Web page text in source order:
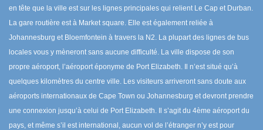
en tête que la ville est sur les lignes principales qui relient Le Cap et Durban.
La gare routière est à Market square. Elle est également reliée à
Johannesburg et Bloemfontein à travers la N2. La plupart des lignes de bus
locales vous y mèneront sans aucune difficulté. La ville dispose de son
propre aéroport, l’aéroport éponyme de Port Elizabeth. Il n’est situé qu’à
quelques kilomètres du centre ville. Les visiteurs arriveront sans doute aux
aéroports internationaux de Cape Town ou Johannesburg et devront prendre
une connexion jusqu’à celui de Port Elizabeth. Il s’agit du 4ème aéroport du
pays, et même s’il est international, aucun vol de l’étranger n’y est pour